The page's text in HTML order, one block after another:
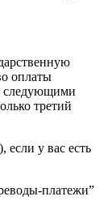
оплаты
следующими
третий
у вас есть
платежи”